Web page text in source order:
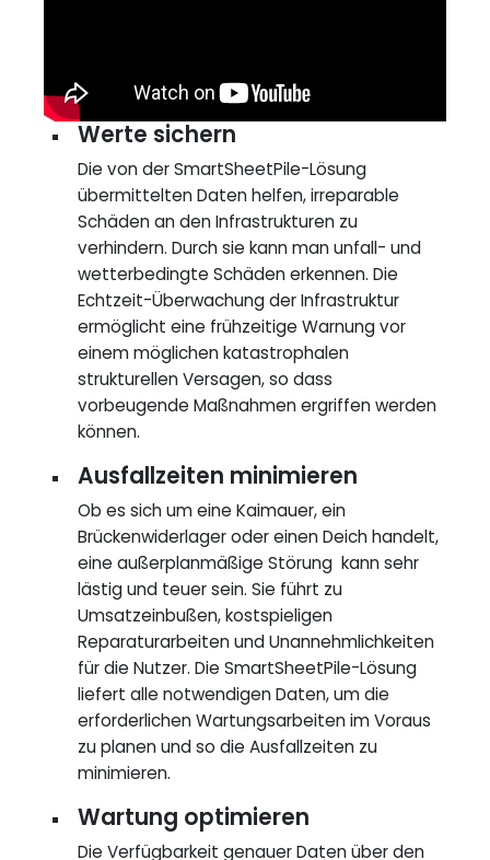
Werte sichern
Die von der SmartSheetPile-Lösung
übermittelten Daten helfen, irreparable
Schäden an den Infrastrukturen zu
verhindern. Durch sie kann man unfall- und
wetterbedingte Schäden erkennen. Die
Echtzeit-Überwachung der Infrastruktur
ermöglicht eine frühzeitige Warnung vor
einem möglichen katastrophalen
strukturellen Versagen, so dass
vorbeugende Maßnahmen ergriffen werden
können.
Ausfallzeiten minimieren
Ob es sich um eine Kaimauer, ein
Brückenwiderlager oder einen Deich handelt,
eine außerplanmäßige Störung kann sehr
lästig und teuer sein. Sie führt zu
Umsatzeinbußen, kostspieligen
Reparaturarbeiten und Unannehmlichkeiten
für die Nutzer. Die SmartSheetPile-Lösung
liefert alle notwendigen Daten, um die
erforderlichen Wartungsarbeiten im Voraus
zu planen und so die Ausfallzeiten zu
minimieren.
Wartung optimieren
Die Verfügbarkeit genauer Daten über den